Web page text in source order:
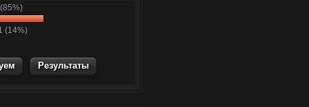
(14%)
Результаты